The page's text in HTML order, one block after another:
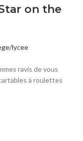
on the
lycee
ravis de vous
à roulettes